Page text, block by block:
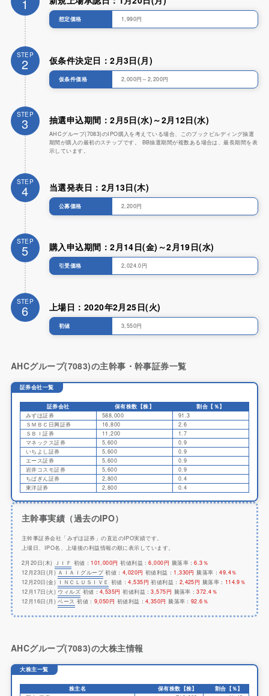
1
想定価格 1,990円
STEP
2 仮条件決定日：2月3日(月)
仮条件価格 2,000円～2,200円
STEP
3 抽選申込期間：2月5日(水)～2月12日(水)
AHCグループ(7083)のIPO購入を考えている場合、このブックビルディング抽選
期間が購入の最初のステップです。 BB抽選期間が複数ある場合は、最長期間を表
示しています。
STEP
4 当選発表日：2月13日(木)
公募価格 2,200円
STEP
5 購入申込期間：2月14日(金)～2月19日(水)
引受価格 2,024.0円
STEP
6 上場日：2020年2月25日(火)
初値 3,550円
AHCグループ(7083)の主幹事・幹事証券一覧
証券会社一覧
証券会社 保有株数【株】
割合【％】
みずほ証券
588,000
91.3
ＳＭＢＣ日興証券
16,800
2.6
ＳＢＩ証券
11,200
1.7
マネックス証券
5,600
0.9
いちよし証券
5,600
0.9
エース証券
5,600
0.9
岩井コスモ証券
5,600
0.9
ちばぎん証券
2,800
0.4
東洋証券
2,800 0.4
主幹事実績（過去のIPO）
主幹事証券会社「みずほ証券」の直近のIPO実績です。
上場日、IPO名、上場後の利益情報の順に表示しています。
2月20日(木) ＪＩＦ 初値： 101,000円 初値利益：6,000円 騰落率：6.3％
12月23日(月) ＡＩＡＩグループ初値： 4,020円 初値利益： 1,330円 騰落率：49.4％
12月20日(金) ＩＮＣＬＵＳＩＶＥ 初値：4,535円 初値利益： 2,425円 騰落率： 114.9％
12月17日(火) ウィルズ 初値：4,535円 初値利益：3,575円 騰落率：372.4％
12月16日(月)ベース 初値： 9,050円 初値利益： 4,350円 騰落率： 92.6％
AHCグループ(7083)の大株主情報
大株主一覧
株主名 保有株数【株】
割合【％】